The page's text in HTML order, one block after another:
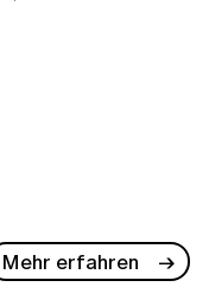
Mehr erfahren